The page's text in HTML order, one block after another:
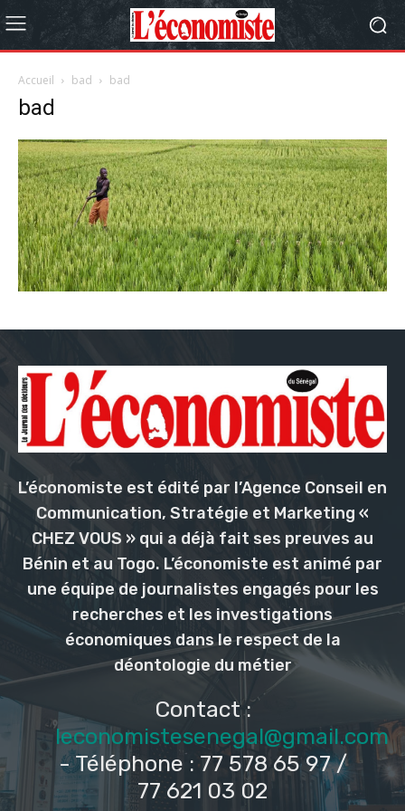
Accueil bad bad
bad
L’économiste est édité par l’Agence Conseil en
Communication, Stratégie et Marketing «
CHEZ VOUS » qui a déjà fait ses preuves au
Bénin et au Togo. L’économiste est animé par
une équipe de journalistes engagés pour les
recherches et les investigations
économiques dans le respect de la
déontologie du métier
Contact :
leconomistesenegal@gmail.com
- Téléphone : 77 578 65 97 /
77 621 03 02